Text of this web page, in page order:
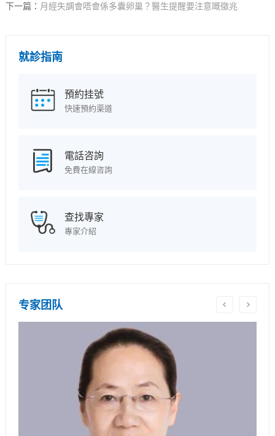
下一篇： 月經失調會唔會係多囊卵巢？醫生提醒要注意嘅徵兆
就診指南
預約挂號
快速預約渠道
電話咨詢
免費在線咨詢
查找專家
專家介紹
专家团队